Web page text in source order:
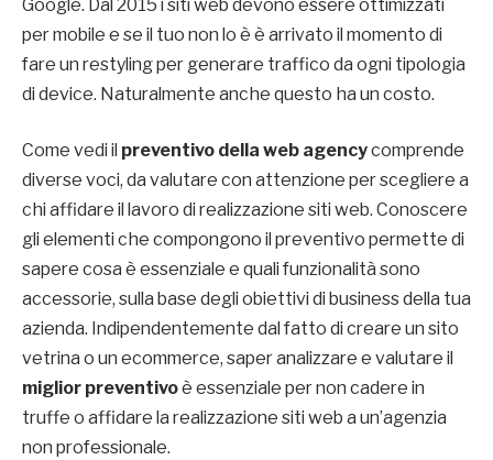
Google. Dal 2015 i siti web devono essere ottimizzati
per mobile e se il tuo non lo è è arrivato il momento di
fare un restyling per generare traffico da ogni tipologia
di device. Naturalmente anche questo ha un costo.
Come vedi il preventivo della web agencycomprende
diverse voci, da valutare con attenzione per scegliere a
chi affidare il lavoro di realizzazione siti web. Conoscere
gli elementi che compongono il preventivo permette di
sapere cosa è essenziale e quali funzionalità sono
accessorie, sulla base degli obiettivi di business della tua
azienda. Indipendentemente dal fatto di creare un sito
vetrina o un ecommerce, saper analizzare e valutare il
miglior preventivoè essenziale per non cadere in
truffe o affidare la realizzazione siti web a un’agenzia
non professionale.